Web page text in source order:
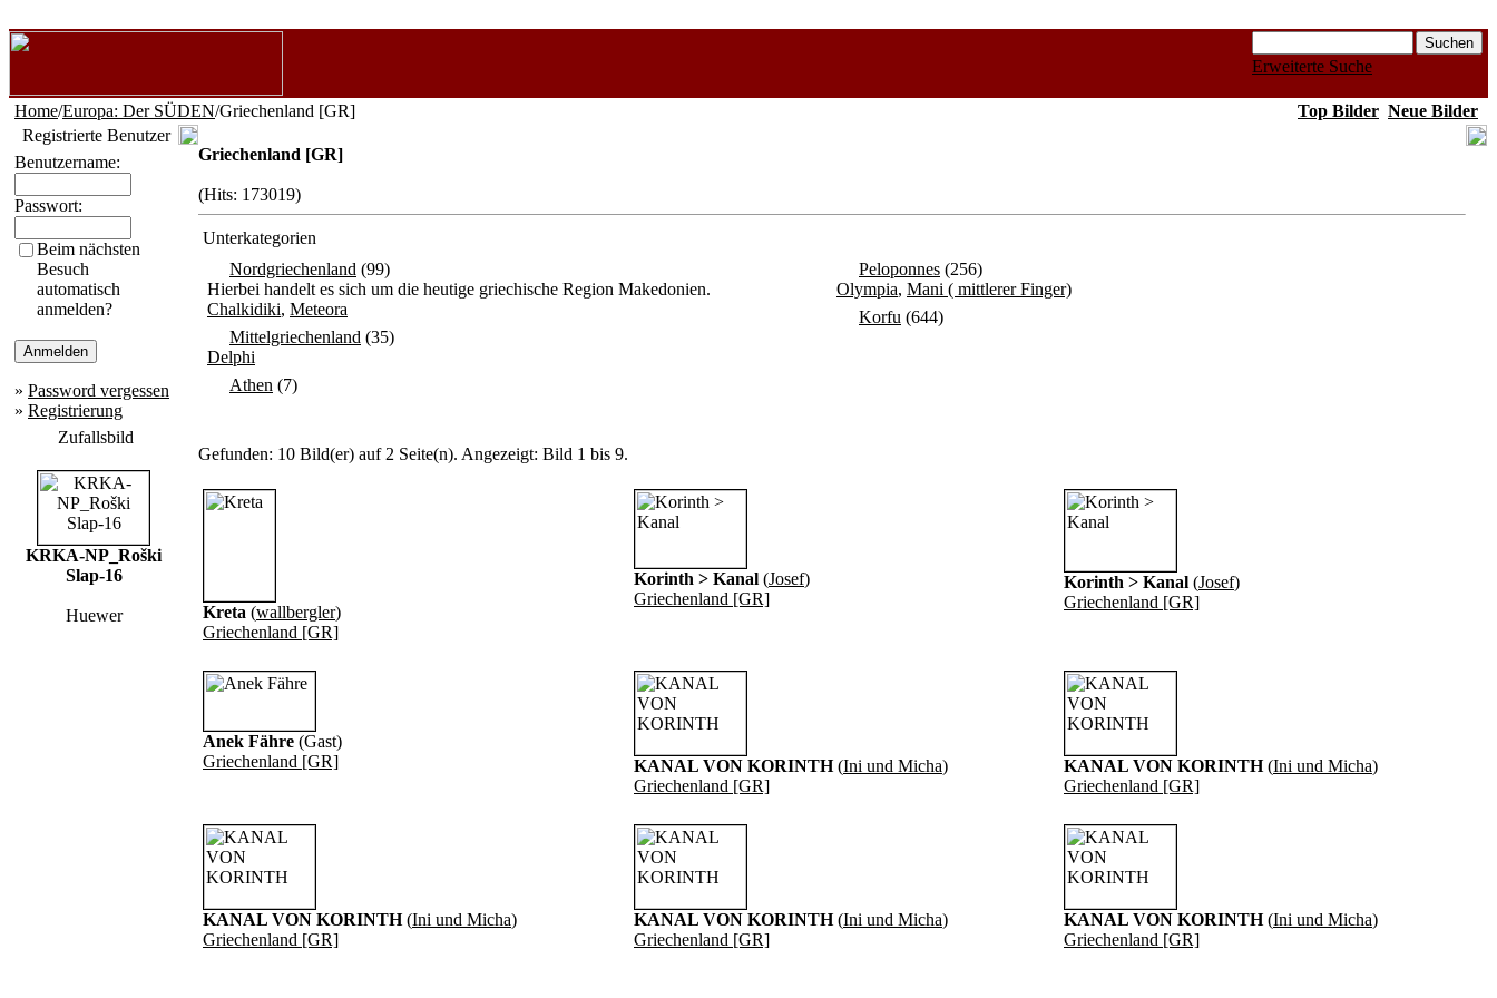
Erweiterte Suche
Home/Europa: Der SÜDEN/Griechenland [GR] Top Bilder Neue Bilder
Registrierte Benutzer
Benutzername:
Passwort:
Beim nächsten
Besuch
automatisch
anmelden?
» Password vergessen
» Registrierung
Zufallsbild
KRKA-NP_Roški
Slap-16
Huewer
Griechenland [GR]
(Hits: 173019)
Unterkategorien
Nordgriechenland (99)
Hierbei handelt es sich um die heutige griechische Region Makedonien.
Chalkidiki, Meteora
Mittelgriechenland (35)
Delphi
Athen (7)
Peloponnes (256)
Olympia, Mani ( mittlerer Finger)
Korfu (644)
Gefunden: 10 Bild(er) auf 2 Seite(n). Angezeigt: Bild 1 bis 9.
Kreta (wallbergler)
Griechenland [GR]
Korinth > Kanal (Josef)
Griechenland [GR]
Korinth > Kanal (Josef)
Griechenland [GR]
Anek Fähre (Gast)
Griechenland [GR]
KANAL VON KORINTH(Ini und Micha)
Griechenland [GR]
KANAL VON KORINTH(Ini und Micha)
Griechenland [GR]
KANAL VON KORINTH(Ini und Micha)
Griechenland [GR]
KANAL VON KORINTH(Ini und Micha)
Griechenland [GR]
KANAL VON KORINTH(Ini und Micha)
Griechenland [GR]